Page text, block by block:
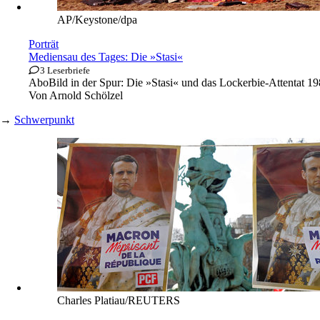
AP/Keystone/dpa
Porträt
Mediensau des Tages: Die »Stasi«
3 Leserbriefe
AboBild in der Spur: Die »Stasi« und das Lockerbie-Attentat
Von Arnold Schölzel
→ Schwerpunkt
Charles Platiau/REUTERS